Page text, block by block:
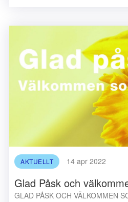
AKTUELLT 14 apr 2022
Glad Påsk och
GLAD PÅSK OCH VÄLKOMMEN